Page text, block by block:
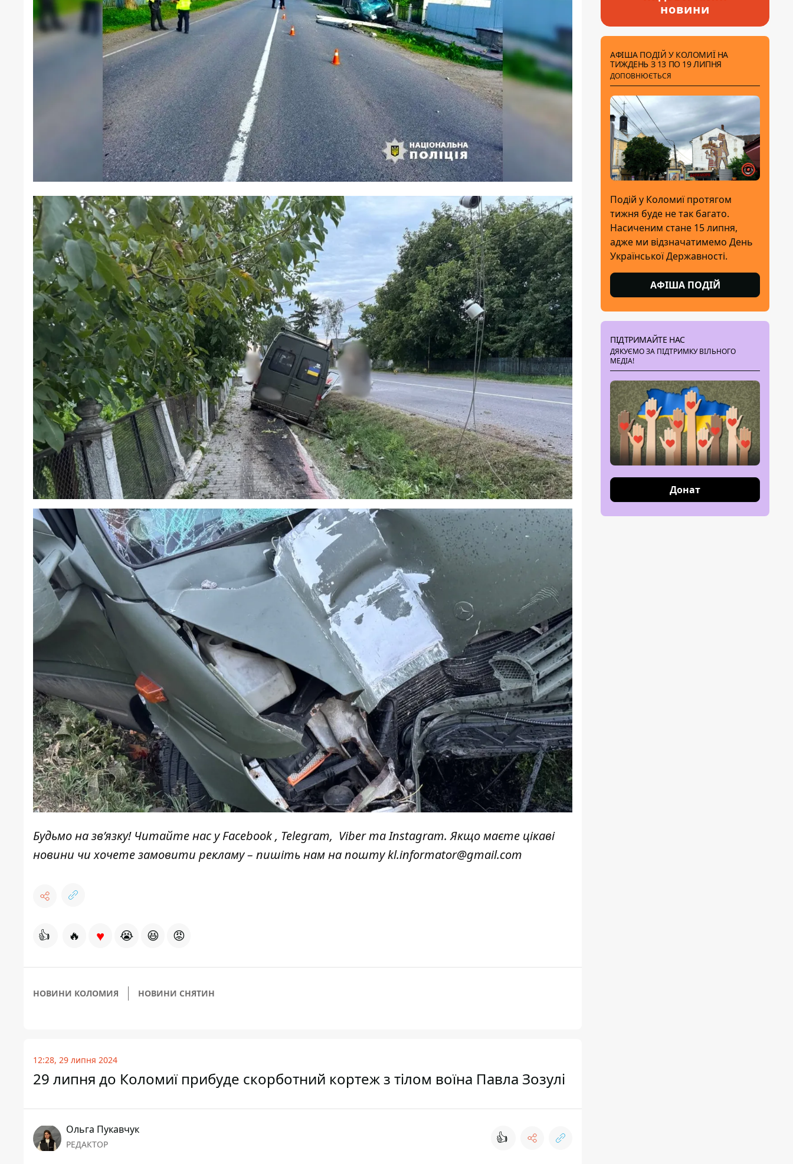
Будьмо на зв’язку! Читайте нас уFacebook, Telegram, ViberтаInstagram. Якщо маєте цікаві
новини чи хочете замовити рекламу – пишіть нам на поштуkl.informator@gmail.com
👍 🔥 ♥ 😭 😆 😡
НОВИНИ КОЛОМИЯ НОВИНИ СНЯТИН
12:28, 29 липня 2024
29 липня до Коломиї прибуде скорботний кортеж з тілом воїна Павла Зозулі
Ольга Пукавчук
РЕДАКТОР 👍
новини
АФІША ПОДІЙ У КОЛОМИЇ НА
ТИЖДЕНЬ З 13 ПО 19 ЛИПНЯ
ДОПОВНЮЄТЬСЯ
Подій у Коломиї протягом
тижня буде не так багато.
Насиченим стане 15 липня,
адже ми відзначатимемо День
Української Державності.
АФІША ПОДІЙ
ПІДТРИМАЙТЕ НАС
ДЯКУЄМО ЗА ПІДТРИМКУ ВІЛЬНОГО
МЕДІА!
Донат